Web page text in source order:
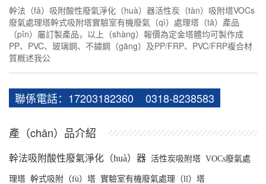
幹法（fǎ）吸附酸性廢氣淨化（huà）器活性炭（tàn）吸附塔VOCs
廢氣處理塔幹式吸附塔實驗室有機廢氣（qì）處理塔（tǎ）產品
（pǐn）屬訂製產品，以上（shàng）報價為定金塔體均可製作成
PP、PVC、玻璃鋼、不鏽鋼（gāng）及PP/FRP、PVC/FRP複合材
質概述我公
聯係電話：17203182360 0318-8238583
產（chǎn）品介紹
幹法吸附酸性廢氣淨化（huà）器 活性炭吸附塔 VOCs廢氣處
理塔 幹式吸附（fù）塔 實驗室有機廢氣處理（lǐ）塔